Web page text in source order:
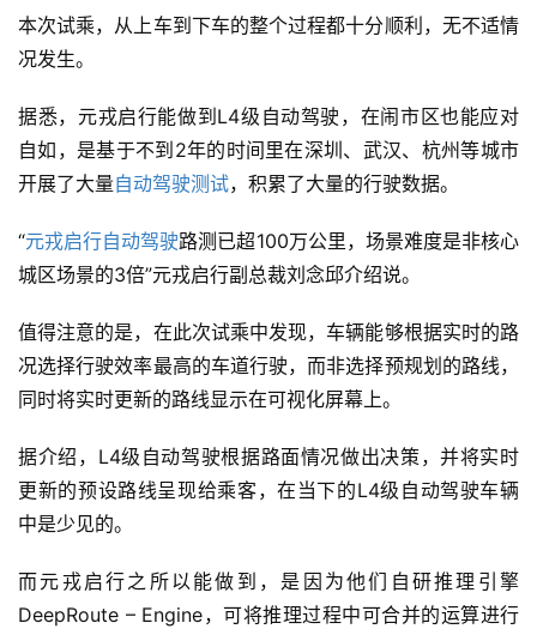
未
来
疗
智
驾
驶
智
慧
城
市
更
多
内
容
登录 注册
本次试乘，从上车到下车的整个过程都十分顺利，无不适情
况发生。
据悉，元戎启行能做到L4级自动驾驶，在闹市区也能应对
自如，是基于不到2年的时间里在深圳、武汉、杭州等城市
开展了大量自动驾驶测试，积累了大量的行驶数据。
“元戎启行自动驾驶路测已超100万公里，场景难度是非核心
城区场景的3倍”元戎启行副总裁刘念邱介绍说。
值得注意的是，在此次试乘中发现，车辆能够根据实时的路
况选择行驶效率最高的车道行驶，而非选择预规划的路线，
同时将实时更新的路线显示在可视化屏幕上。
据介绍，L4级自动驾驶根据路面情况做出决策，并将实时
更新的预设路线呈现给乘客，在当下的L4级自动驾驶车辆
中是少见的。
而元戎启行之所以能做到，是因为他们自研推理引擎
DeepRoute – Engine，可将推理过程中可合并的运算进行